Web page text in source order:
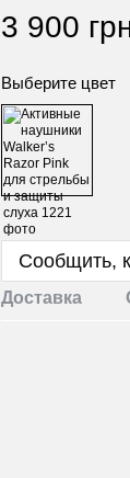
3 900
Выберите цвет
Сообщить,
Доставка